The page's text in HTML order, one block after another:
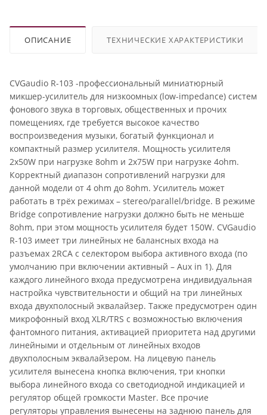
ОПИСАНИЕ ТЕХНИЧЕСКИЕ ХАРАКТЕРИСТИКИ
CVGaudio R-103 -профессиональный миниатюрный
микшер-усилитель для низкоомных (low-impedance) систем
фонового звука в торговых, общественных и прочих
помещениях, где требуется высокое качество
воспроизведения музыки, богатый функционал и
компактный размер усилителя. Мощность усилителя
2х50W при нагрузке 8ohm и 2х75W при нагрузке 4ohm.
Корректный диапазон сопротивлений нагрузки для
данной модели от 4 ohm до 8ohm. Усилитель может
работать в трёх режимах – stereo/parallel/bridge. В режиме
Bridge сопротивление нагрузки должно быть не меньше
8ohm, при этом мощность усилителя будет 150W. CVGaudio
R-103 имеет три линейных не балансных входа на
разъемах 2RCA с селектором выбора активного входа (по
умолчанию при включении активный – Aux in 1). Для
каждого линейного входа предусмотрена индивидуальная
настройка чувствительности и общий на три линейных
входа двухполосный эквалайзер. Также предусмотрен один
микрофонный вход XLR/TRS с возможностью включения
фантомного питания, активацией приоритета над другими
линейными и отдельным от линейных входов
двухполосным эквалайзером. На лицевую панель
усилителя вынесена кнопка включения, три кнопки
выбора линейного входа со светодиодной индикацией и
регулятор общей громкости Master. Все прочие
регуляторы управления вынесены на заднюю панель для